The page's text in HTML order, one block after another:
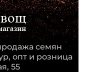
семян
опт и розница
55